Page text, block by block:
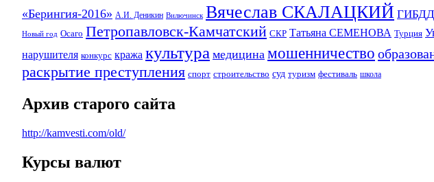
«Берингия-2016» А.И. Деникин Вилючинск Вячеслав СКАЛАЦКИЙ ГИБДД
Новый год Осаго Петропавловск-Камчатский СКР Татьяна СЕМЕНОВА Турция
нарушителя конкурс кража культура медицина мошенничество
раскрытие преступления спорт строительство суд туризм фестиваль школа
Архив старого сайта
http://kamvesti.com/old/
ОБЩЕСТВЕННО-ПОЛИТИЧЕСКОЕ ИЗДАНИЕ
Курсы валют